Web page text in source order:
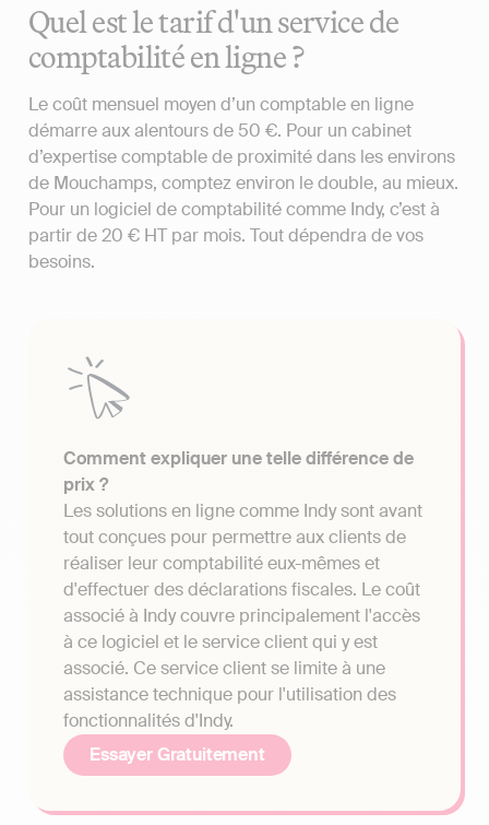
Quel est le tarif d'un service de
comptabilité en ligne ?
Le coût mensuel moyen d’un comptable en ligne
démarre aux alentours de 50 €. Pour un cabinet
d’expertise comptable de proximité dans les environs
de Mouchamps, comptez environ le double, au mieux.
Pour un logiciel de comptabilité comme Indy, c’est à
partir de 20 € HT par mois. Tout dépendra de vos
besoins.
Comment expliquer une telle différence de
prix ?
Les solutions en ligne comme Indy sont avant
tout conçues pour permettre aux clients de
réaliser leur comptabilité eux-mêmes et
d'effectuer des déclarations fiscales. Le coût
associé à Indy couvre principalement l'accès
à ce logiciel et le service client qui y est
associé. Ce service client se limite à une
assistance technique pour l'utilisation des
fonctionnalités d'Indy.
Essayer Gratuitement